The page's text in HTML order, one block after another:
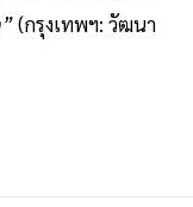
(กรุงเทพฯ: วัฒนา